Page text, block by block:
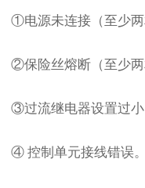
①电源未连接（至少两
②保险丝熔断（至少两
③过流继电器设置过小
④ 控制单元接线错误。